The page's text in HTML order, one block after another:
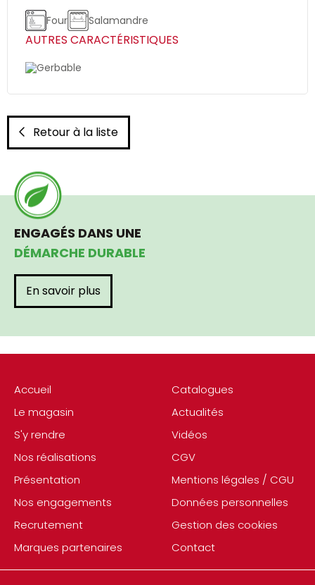
Four Salamandre
AUTRES CARACTÉRISTIQUES
Gerbable
Retour à la liste
Accueil
Le magasin
S'y rendre
Nos réalisations
Présentation
Nos engagements
Recrutement
Marques partenaires
Catalogues
Actualités
Vidéos
CGV
Mentions légales / CGU
Données personnelles
Gestion des cookies
Contact
ENGAGÉS DANS UNE
DÉMARCHE DURABLE
En savoir plus